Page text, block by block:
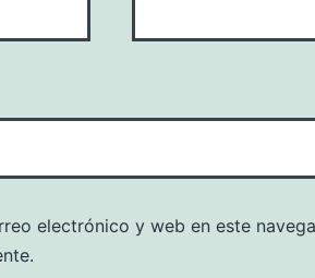
electrónico y web en este